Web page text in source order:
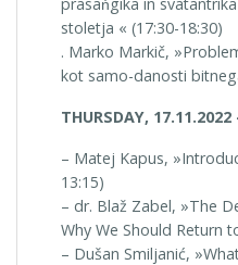
stoletja « (17:30-18:30)
. Marko Markič,
kot samo-danosti
THURSDAY,
– Matej Kapus,
13:15)
– dr. Blaž Zabel, »The
Why We Should Return
– Dušan Smiljanić,